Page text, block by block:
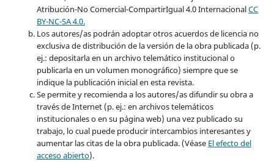
Atribución-No Comercial-CompartirIgual 4.0 InternacionalCC
BY-NC-SA 4.0.
Los autores/as podrán adoptar otros acuerdos de licencia no
exclusiva de distribución de la versión de la obra publicada (p.
ej.: depositarla en un archivo telemático institucional o
publicarla en un volumen monográfico) siempre que se
indique la publicación inicial en esta revista.
Se permite y recomienda a los autores/as difundir su obra a
través de Internet (p. ej.: en archivos telemáticos
institucionales o en su página web) una vez publicado su
trabajo, lo cual puede producir intercambios interesantes y
aumentar las citas de la obra publicada. (Véase El efecto del
acceso abierto).